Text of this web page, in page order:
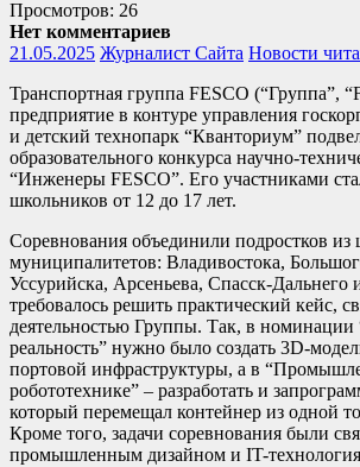
Просмотров: 26
Нет комментариев
21.05.2025 Журналист Сайта Новости
Транспортная группа FESCO (“Группа”,
предприятие в контуре управления
и детский технопарк “Кванториум”
образовательного конкурса научно-
“Инженеры FESCO”. Его участниками
школьников от 12 до 17 лет.
Соревнования объединили подростков из
муниципалитетов: Владивостока,
Уссурийска, Арсеньева, Спасск-Дальнего
требовалось решить практический кейс,
деятельностью Группы. Так, в номинации
реальность” нужно было создать 3D-
портовой инфраструктуры, а в
робототехнике” – разработать и
который перемещал контейнер из одной
Кроме того, задачи соревнования были
промышленным дизайном и IT-